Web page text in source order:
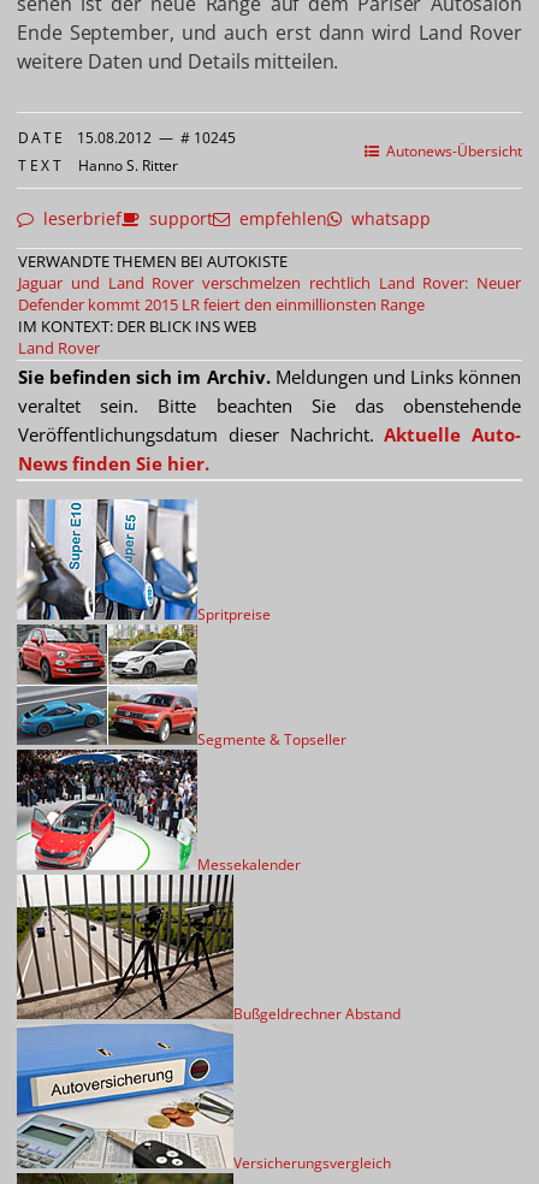
Ende September, und auch erst dann wird Land Rover
weitere Daten und Details mitteilen.
Autonews-Übersicht
DATE 15.08.2012 — # 10245
TEXT Hanno S. Ritter
leserbrief support empfehlen whatsapp
VERWANDTE THEMEN BEI AUTOKISTE
Jaguar und Land Rover verschmelzen rechtlich Land Rover: Neuer
Defender kommt 2015 LR feiert den einmillionsten Range
IM KONTEXT: DER BLICK INS WEB
Land Rover
Sie befinden sich im Archiv.Meldungen und Links können
veraltet sein. Bitte beachten Sie das obenstehende
Veröffentlichungsdatum dieser Nachricht.Aktuelle Auto-
News finden Sie hier.
Spritpreise
Segmente & Topseller
Messekalender
Bußgeldrechner Abstand
Versicherungsvergleich